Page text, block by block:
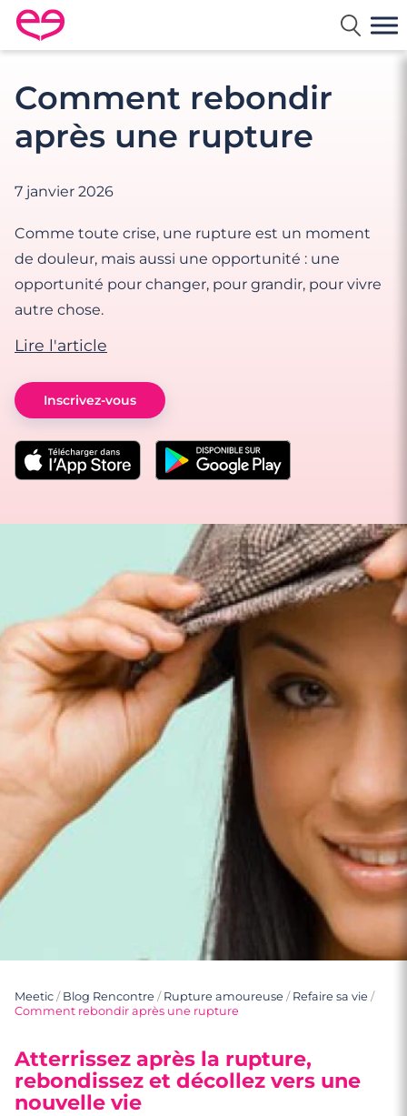
Rencontre en France avec Meetic
Comment rebondir
après une rupture
7 janvier 2026
Comme toute crise, une rupture est un moment
de douleur, mais aussi une opportunité : une
opportunité pour changer, pour grandir, pour vivre
autre chose.
Lire l'article
Inscrivez-vous
Meetic / Blog Rencontre / Rupture amoureuse / Refaire sa vie /
Comment rebondir après une rupture
Atterrissez après la rupture,
rebondissez et décollez vers une
nouvelle vie